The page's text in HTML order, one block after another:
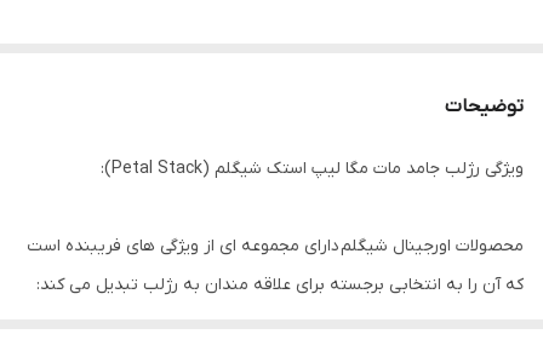
توضیحات
ویژگی رژلب جامد مات مگا لیپ استک شیگلم (Petal Stack):
محصولات اورجینال شیگلم دارای مجموعه ای از ویژگی های فریبنده است
که آن را به انتخابی برجسته برای علاقه مندان به رژلب تبدیل می کند: